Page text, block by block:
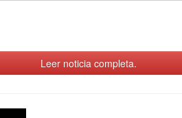
Leer noticia completa.